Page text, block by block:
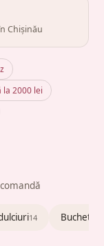
Chișinău
la 2000 lei
14 Buchete